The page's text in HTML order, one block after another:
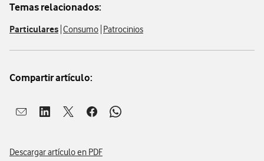
Temas relacionados:
Particulares Consumo Patrocinios
Compartir artículo:
Abrir ventana para compartir en mail
Abrir ventana para compartir en linkedin
Abrir ventana para compartir en twitter
Abrir ventana para compartir en facebook
Abrir ventana para compartir en
Descargar artículo en PDF